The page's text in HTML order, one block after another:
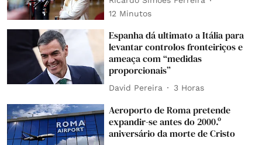
12 Minutos
Espanha dá ultimato a Itália para
levantar controlos fronteiriços e
ameaça com “medidas
proporcionais”
David Pereira 3 Horas
Aeroporto de Roma pretende
expandir-se antes do 2000.º
aniversário da morte de Cristo